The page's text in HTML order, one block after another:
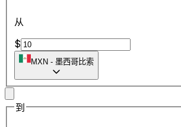
从
$
MXN - 墨西哥比索
到